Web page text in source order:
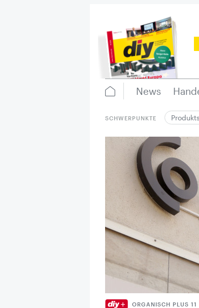
News
SCHWERPUNKTE
ORGANISCH PLUS 11